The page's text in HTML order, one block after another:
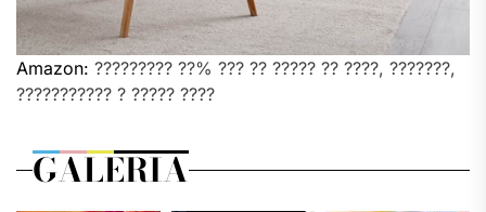
Amazon: ????????? ??% ??? ?? ????? ?? ????, ???????,
??????????? ? ????? ????
GALERIA